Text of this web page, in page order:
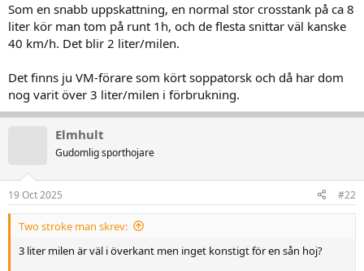
Som en snabb uppskattning, en normal stor crosstank på ca 8
liter kör man tom på runt 1h, och de flesta snittar väl kanske
40 km/h. Det blir 2 liter/milen.
Det finns ju VM-förare som kört soppatorsk och då har dom
nog varit över 3 liter/milen i förbrukning.
Elmhult
Gudomlig sporthojare
19 Oct 2025 #22
Two stroke man skrev:
3 liter milen är väl i överkant men inget konstigt för en sån hoj?